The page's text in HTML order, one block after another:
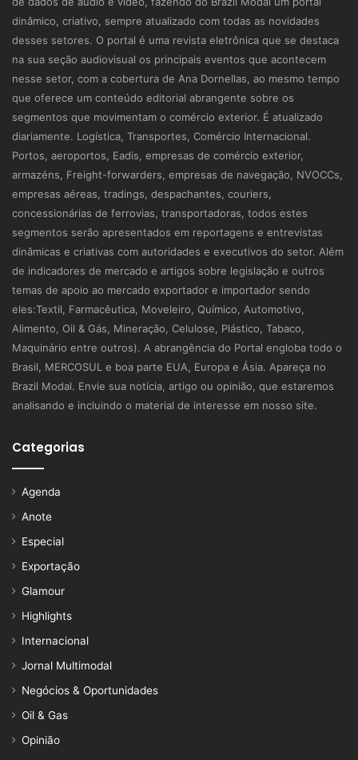
dinâmico, criativo, sempre atualizado com todas as novidades
desses setores. O portal é uma revista eletrônica que se destaca
na sua seção audiovisual os principais eventos que acontecem
nesse setor, com a cobertura de Ana Dornellas, ao mesmo tempo
que oferece um conteúdo editorial abrangente sobre os
segmentos que movimentam o comércio exterior. É atualizado
diariamente. Logística, Transportes, Comércio Internacional.
Portos, aeroportos, Eadis, empresas de comércio exterior,
armazéns, Freight-forwarders, empresas de navegação, NVOCCs,
empresas aéreas, tradings, despachantes, couriers,
concessionárias de ferrovias, transportadoras, todos estes
segmentos serão apresentados em reportagens e entrevistas
dinâmicas e criativas com autoridades e executivos do setor. Além
de indicadores de mercado e artigos sobre legislação e outros
temas de apoio ao mercado exportador e importador sendo
eles:Textil, Farmacêutica, Moveleiro, Químico, Automotivo,
Alimento, Oil & Gás, Mineração, Celulose, Plástico, Tabaco,
Maquinário entre outros). A abrangência do Portal engloba todo o
Brasil, MERCOSUL e boa parte EUA, Europa e Ásia. Apareça no
Brazil Modal. Envie sua notícia, artigo ou opinião, que estaremos
analisando e incluindo o material de interesse em nosso site.
Categorias
Agenda
Anote
Especial
Exportação
Glamour
Highlights
Internacional
Jornal Multimodal
Negócios & Oportunidades
Oil & Gas
Opinião